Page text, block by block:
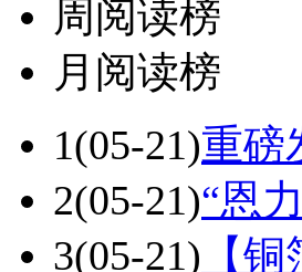
周阅读榜
月阅读榜
1(05-21)重磅
2(05-21)“恩
3(05-21) 【